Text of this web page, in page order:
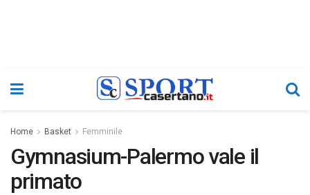
Home Basket Femminile
Gymnasium-Palermo vale il
primato